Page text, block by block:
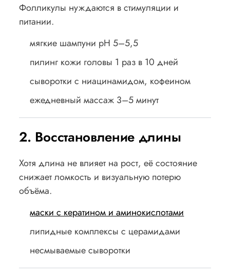
Фолликулы нуждаются в стимуляции и
питании.
мягкие шампуни pH 5–5,5
пилинг кожи головы 1 раз в 10 дней
сыворотки с ниацинамидом, кофеином
ежедневный массаж 3–5 минут
2. Восстановление длины
Хотя длина не влияет на рост, её состояние
снижает ломкость и визуальную потерю
объёма.
маски с кератином и аминокислотами
липидные комплексы с церамидами
несмываемые сыворотки